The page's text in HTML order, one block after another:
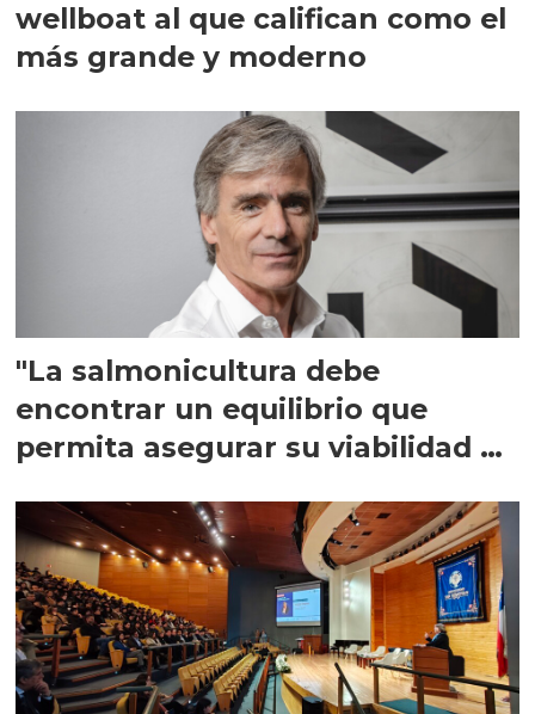
wellboat al que califican como el
más grande y moderno
"La salmonicultura debe
encontrar un equilibrio que
permita asegurar su viabilidad de